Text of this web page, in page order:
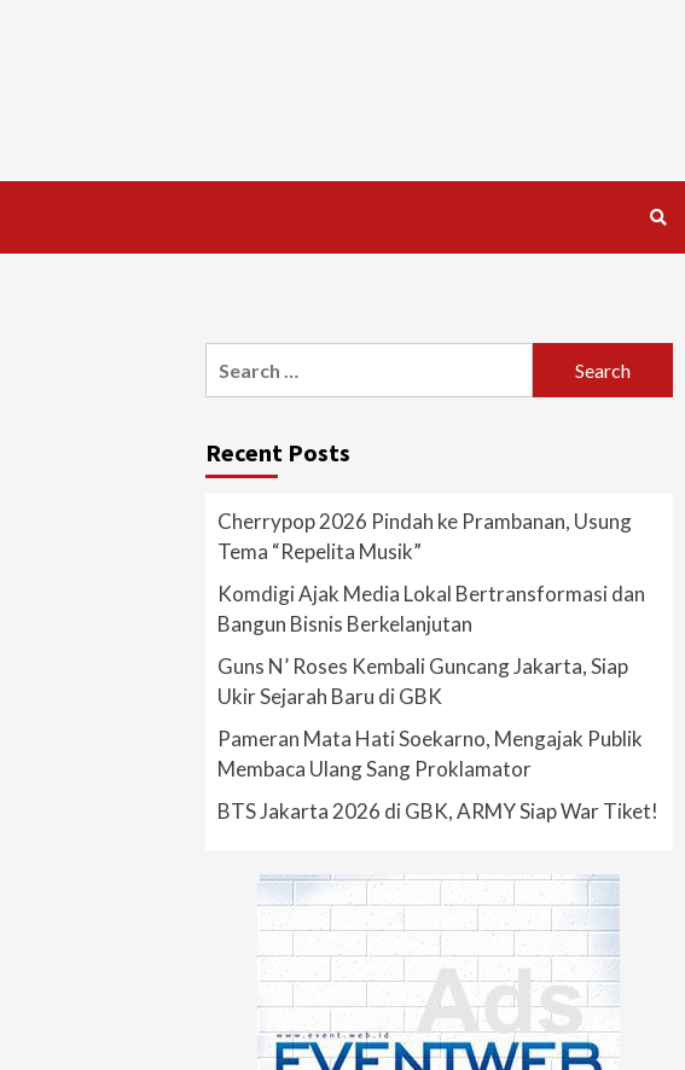
for:
Recent Posts
Cherrypop 2026 Pindah ke Prambanan, Usung
Tema “Repelita Musik”
Komdigi Ajak Media Lokal Bertransformasi dan
Bangun Bisnis Berkelanjutan
Guns N’ Roses Kembali Guncang Jakarta, Siap
Ukir Sejarah Baru di GBK
Pameran Mata Hati Soekarno, Mengajak Publik
Membaca Ulang Sang Proklamator
BTS Jakarta 2026 di GBK, ARMY Siap War Tiket!